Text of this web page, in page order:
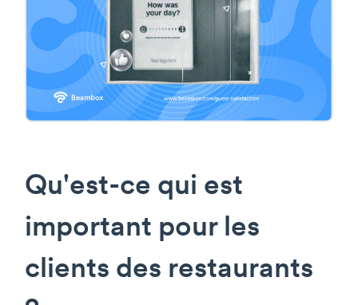
Qu'est-ce qui est
important pour les
clients des restaurants